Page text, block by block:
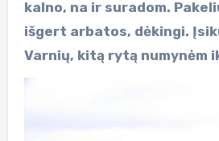
kalno, na ir suradom.
išgert arbatos, dėkingi.
Varnių, kitą rytą numynėm